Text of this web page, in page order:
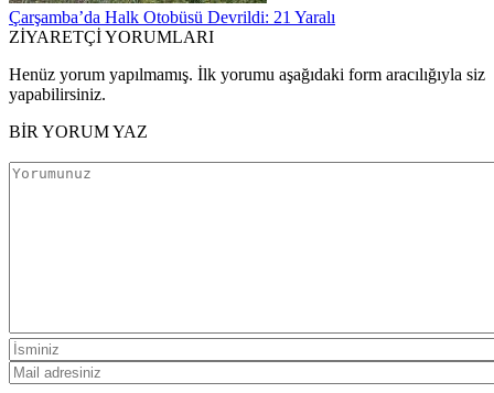
Çarşamba’da Halk Otobüsü Devrildi: 21 Yaralı
ZİYARETÇİ YORUMLARI
Henüz yorum yapılmamış. İlk yorumu aşağıdaki form aracılığıyla siz
yapabilirsiniz.
BİR YORUM YAZ